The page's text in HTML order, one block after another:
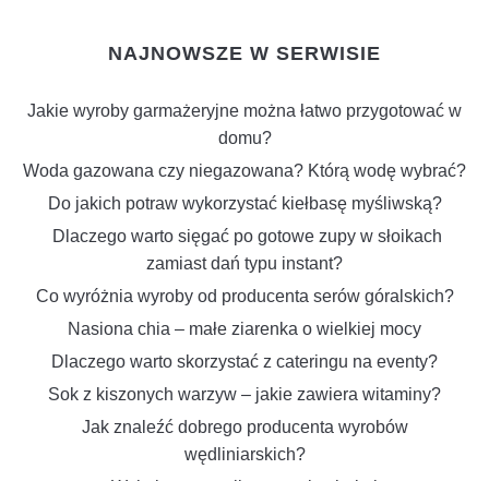
NAJNOWSZE W SERWISIE
Jakie wyroby garmażeryjne można łatwo przygotować w
domu?
Woda gazowana czy niegazowana? Którą wodę wybrać?
Do jakich potraw wykorzystać kiełbasę myśliwską?
Dlaczego warto sięgać po gotowe zupy w słoikach
zamiast dań typu instant?
Co wyróżnia wyroby od producenta serów góralskich?
Nasiona chia – małe ziarenka o wielkiej mocy
Dlaczego warto skorzystać z cateringu na eventy?
Sok z kiszonych warzyw – jakie zawiera witaminy?
Jak znaleźć dobrego producenta wyrobów
wędliniarskich?